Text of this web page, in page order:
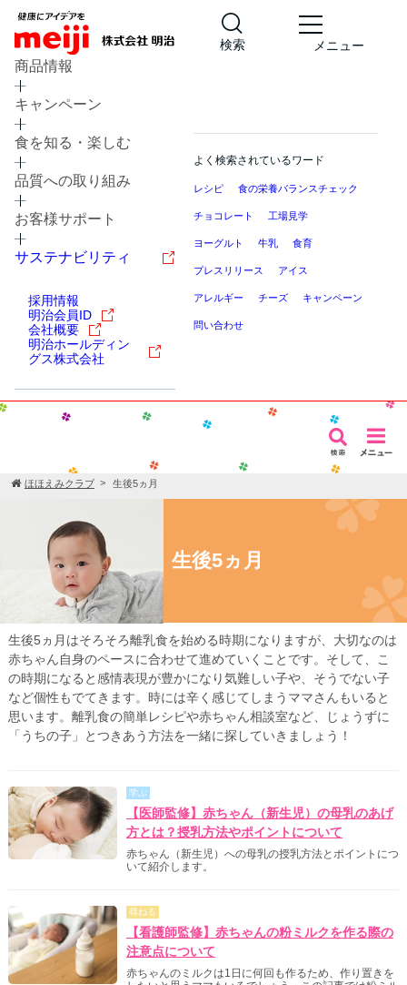
検索 メニュー
商品情報
キャンペーン
食を知る・楽しむ
品質への取り組み
お客様サポート
サステナビリティ
採用情報
明治会員ID
会社概要
明治ホールディン
グス株式会社
よく検索されているワード
レシピ 食の栄養バランスチェック
チョコレート 工場見学
ヨーグルト 牛乳 食育
プレスリリース アイス
アレルギー チーズ キャンペーン
問い合わせ
ほほえみクラブ 生後5ヵ月
生後5ヵ月
生後5ヵ月はそろそろ離乳食を始める時期になりますが、大切なのは
赤ちゃん自身のペースに合わせて進めていくことです。そして、こ
の時期になると感情表現が豊かになり気難しい子や、そうでない子
など個性もでてきます。時には辛く感じてしまうママさんもいると
思います。離乳食の簡単レシピや赤ちゃん相談室など、じょうずに
「うちの子」とつきあう方法を一緒に探していきましょう！
学ぶ
【医師監修】赤ちゃん（新生児）の母乳のあげ
方とは？授乳方法やポイントについて
赤ちゃん（新生児）への母乳の授乳方法とポイントにつ
いて紹介します。
尋ねる
【看護師監修】赤ちゃんの粉ミルクを作る際の
注意点について
赤ちゃんのミルクは1日に何回も作るため、作り置きを